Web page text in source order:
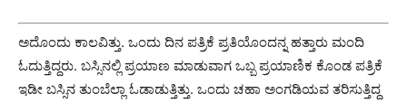
ಅದೊಂದು‌ ಕಾಲವಿತ್ತು. ಒಂದು ದಿನ ಪತ್ರಿಕೆ ಪ್ರತಿಯೊಂದನ್ನ ಹತ್ತಾರು ಮಂದಿ
ಓದುತ್ತಿದ್ದರು.‌ ಬಸ್ಸಿನಲ್ಲಿ ಪ್ರಯಾಣ ಮಾಡುವಾಗ ಒಬ್ಬ ಪ್ರಯಾಣಿಕ ಕೊಂಡ ಪತ್ರಿಕೆ
ಇಡೀ ಬಸ್ಸಿ‌ನ ತುಂಬೆಲ್ಲಾ ಓಡಾಡುತ್ತಿತ್ತು. ಒಂದು ಚಹಾ ಅಂಗಡಿಯವ ತರಿಸುತ್ತಿದ್ದ